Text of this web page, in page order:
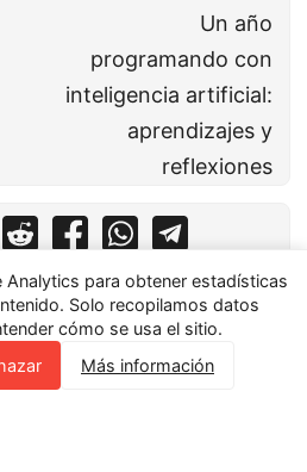
Analytics para obtener estadísticas
Solo recopilamos datos
cómo se usa el sitio.
Más información
Un año
programando con
inteligencia artificial:
aprendizajes y
reflexiones